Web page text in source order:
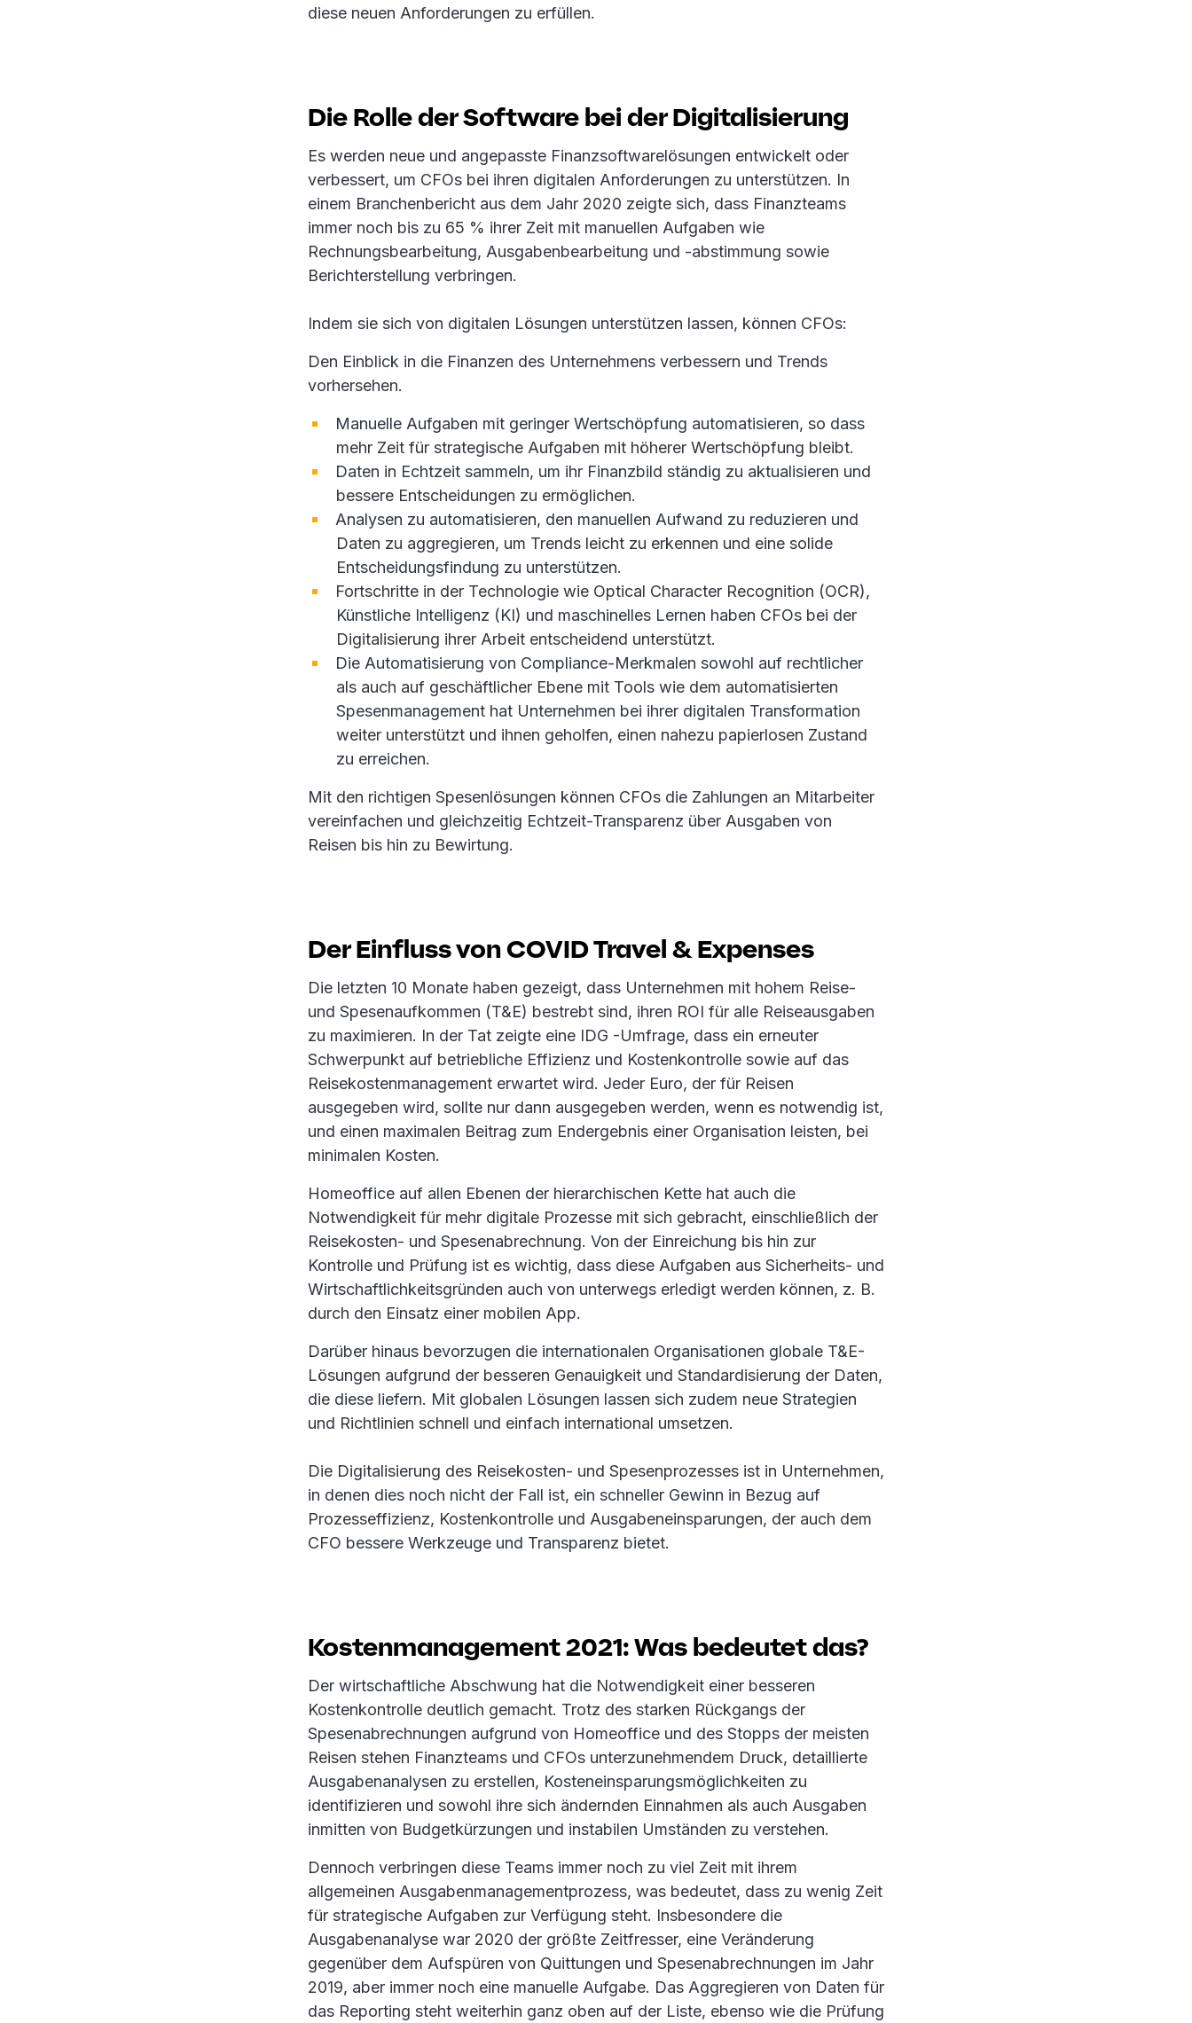
diese neuen Anforderungen zu erfüllen.
Die Rolle der Software bei der Digitalisierung
Es werden neue und angepasste Finanzsoftwarelösungen entwickelt oder
verbessert, um CFOs bei ihren digitalen Anforderungen zu unterstützen. In
einem Branchenbericht aus dem Jahr 2020 zeigte sich, dass Finanzteams
immer noch bis zu 65 % ihrer Zeit mit manuellen Aufgaben wie
Rechnungsbearbeitung, Ausgabenbearbeitung und -abstimmung sowie
Berichterstellung verbringen.
Indem sie sich von digitalen Lösungen unterstützen lassen, können CFOs:
Den Einblick in die Finanzen des Unternehmens verbessern und Trends
vorhersehen.
Manuelle Aufgaben mit geringer Wertschöpfung automatisieren, so dass
mehr Zeit für strategische Aufgaben mit höherer Wertschöpfung bleibt.
Daten in Echtzeit sammeln, um ihr Finanzbild ständig zu aktualisieren und
bessere Entscheidungen zu ermöglichen.
Analysen zu automatisieren, den manuellen Aufwand zu reduzieren und
Daten zu aggregieren, um Trends leicht zu erkennen und eine solide
Entscheidungsfindung zu unterstützen.
Fortschritte in der Technologie wie Optical Character Recognition (OCR),
Künstliche Intelligenz (KI) und maschinelles Lernen haben CFOs bei der
Digitalisierung ihrer Arbeit entscheidend unterstützt.
Die Automatisierung von Compliance-Merkmalen sowohl auf rechtlicher
als auch auf geschäftlicher Ebene mit Tools wie dem automatisierten
Spesenmanagement hat Unternehmen bei ihrer digitalen Transformation
weiter unterstützt und ihnen geholfen, einen nahezu papierlosen Zustand
zu erreichen.
Mit den richtigen Spesenlösungen können CFOs die Zahlungen an Mitarbeiter
vereinfachen und gleichzeitig Echtzeit-Transparenz über Ausgaben von
Reisen bis hin zu Bewirtung.
Der Einfluss von COVID Travel & Expenses
Die letzten 10 Monate haben gezeigt, dass Unternehmen mit hohem Reise-
und Spesenaufkommen (T&E) bestrebt sind, ihren ROI für alle Reiseausgaben
zu maximieren. In der Tat zeigte eine IDG -Umfrage, dass ein erneuter
Schwerpunkt auf betriebliche Effizienz und Kostenkontrolle sowie auf das
Reisekostenmanagement erwartet wird. Jeder Euro, der für Reisen
ausgegeben wird, sollte nur dann ausgegeben werden, wenn es notwendig ist,
und einen maximalen Beitrag zum Endergebnis einer Organisation leisten, bei
minimalen Kosten.
Homeoffice auf allen Ebenen der hierarchischen Kette hat auch die
Notwendigkeit für mehr digitale Prozesse mit sich gebracht, einschließlich der
Reisekosten- und Spesenabrechnung. Von der Einreichung bis hin zur
Kontrolle und Prüfung ist es wichtig, dass diese Aufgaben aus Sicherheits- und
Wirtschaftlichkeitsgründen auch von unterwegs erledigt werden können, z. B.
durch den Einsatz einer mobilen App.
Darüber hinaus bevorzugen die internationalen Organisationen globale T&E-
Lösungen aufgrund der besseren Genauigkeit und Standardisierung der Daten,
die diese liefern. Mit globalen Lösungen lassen sich zudem neue Strategien
und Richtlinien schnell und einfach international umsetzen.
Die Digitalisierung des Reisekosten- und Spesenprozesses ist in Unternehmen,
in denen dies noch nicht der Fall ist, ein schneller Gewinn in Bezug auf
Prozesseffizienz, Kostenkontrolle und Ausgabeneinsparungen, der auch dem
CFO bessere Werkzeuge und Transparenz bietet.
Kostenmanagement 2021: Was bedeutet das?
Der wirtschaftliche Abschwung hat die Notwendigkeit einer besseren
Kostenkontrolle deutlich gemacht. Trotz des starken Rückgangs der
Spesenabrechnungen aufgrund von Homeoffice und des Stopps der meisten
Reisen stehen Finanzteams und CFOs unterzunehmendem Druck, detaillierte
Ausgabenanalysen zu erstellen, Kosteneinsparungsmöglichkeiten zu
identifizieren und sowohl ihre sich ändernden Einnahmen als auch Ausgaben
inmitten von Budgetkürzungen und instabilen Umständen zu verstehen.
Dennoch verbringen diese Teams immer noch zu viel Zeit mit ihrem
allgemeinen Ausgabenmanagementprozess, was bedeutet, dass zu wenig Zeit
für strategische Aufgaben zur Verfügung steht. Insbesondere die
Ausgabenanalyse war 2020 der größte Zeitfresser, eine Veränderung
gegenüber dem Aufspüren von Quittungen und Spesenabrechnungen im Jahr
2019, aber immer noch eine manuelle Aufgabe. Das Aggregieren von Daten für
das Reporting steht weiterhin ganz oben auf der Liste, ebenso wie die Prüfung